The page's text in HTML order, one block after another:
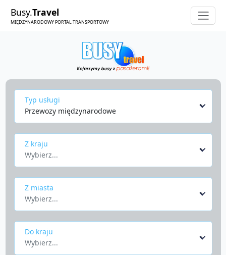
Busy.Travel
MIĘDZYNARODOWY PORTAL TRANSPORTOWY
Typ usługi
Przewozy międzynarodowe
Z kraju
Wybierz...
Z miasta
Wybierz...
Do kraju
Wybierz...